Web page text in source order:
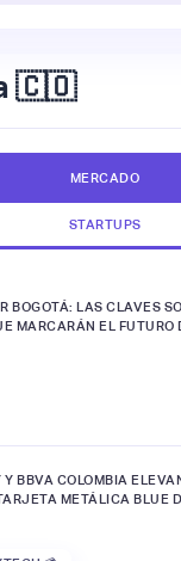
🇨🇴
MERCADO
STARTUPS
BOGOTÁ: LAS CLAVES
MARCARÁN EL FUTURO
BBVA COLOMBIA
METÁLICA BLUE